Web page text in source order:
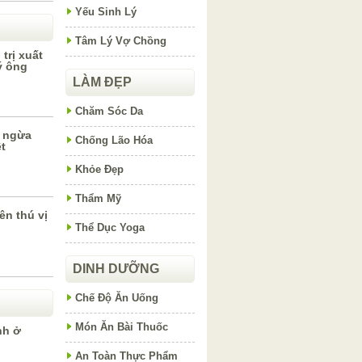
trị xuất
ông
ngừa
thú vị
ở
Yếu Sinh Lý
Tâm Lý Vợ Chồng
LÀM ĐẸP
Chăm Sóc Da
Chống Lão Hóa
Khỏe Đẹp
Thẩm Mỹ
Thể Dục Yoga
DINH DƯỠNG
Chế Độ Ăn Uống
Món Ăn Bài Thuốc
An Toàn Thực Phẩm